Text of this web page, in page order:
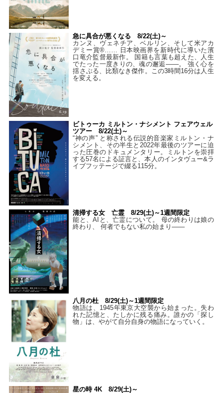
急に具合が悪くなる 8/22(土)～
カンヌ、ヴェネチア、ベルリン、そして米アカ
デミー賞®…… 日本映画界を新時代に導いた濱
口竜介監督最新作。 国籍も言葉も超えた、人生
でたった一度きりの、魂の邂逅――。 強く心を
揺さぶる、比類なき傑作。この3時間16分は人生
を変える。
ビトゥーカ ミルトン・ナシメント フェアウェル
ツアー 8/22(土)～
“神の声” と称される伝説的音楽家ミルトン・ナ
シメント、その半生と2022年最後のツアーに迫
った圧巻のドキュメンタリー。ミルトンを崇拝
する57名による証言と、本人のインタヴュー&ラ
イブフッテージで綴る115分。
清掃する女 亡霊 8/29(土)～1週間限定
能と、AIと、亡霊について。 母の終わりは娘の
終わり、 何者でもない私の始まり――
八月の杜 8/29(土)～1週間限定
物語は、1945年東京大空襲から始まった。失わ
れた記憶と、たしかに残る痛み。誰かの「探し
物」は、やがて自分自身の物語になっていく。
星の時 4K 8/29(土)～